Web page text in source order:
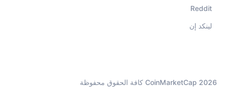
Reddit
لينكد إن
CoinMarketCap 2026 كافة الحقوق محفوظة